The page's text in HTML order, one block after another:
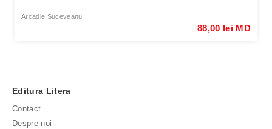
Arcadie Suceveanu
88,00 lei MD
Editura Litera
Contact
Despre noi